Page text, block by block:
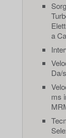
a
Da/
ms